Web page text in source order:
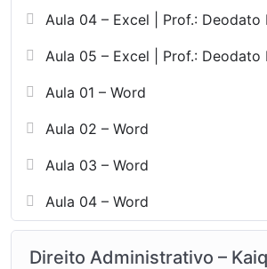
Aula 04 – Excel | Prof.: Deodato
Aula 05 – Excel | Prof.: Deodato
Aula 01 – Word
Aula 02 – Word
Aula 03 – Word
Aula 04 – Word
Direito Administrativo –